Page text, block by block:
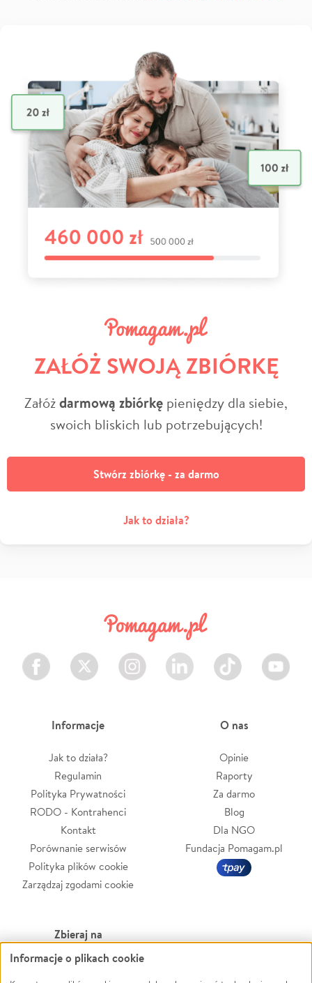
ZAŁÓŻ SWOJĄ ZBIÓRKĘ
Załóżdarmową zbiórkę pieniędzy dla siebie,
swoich bliskich lub potrzebujących!
Stwórz zbiórkę - za darmo
Jak to działa?
Facebook Twitter Instagram LinkedIn TikTok Youtube
Informacje
Jak to działa?
Regulamin
Polityka Prywatności
RODO - Kontrahenci
Kontakt
Porównanie serwisów
Polityka plików cookie
Zarządzaj zgodami cookie
O nas
Opinie
Raporty
Za darmo
Blog
Dla NGO
Fundacja Pomagam.pl
Zbieraj na
Leczenie
Informacje o plikach cookie